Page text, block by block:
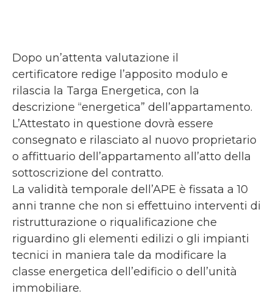
Dopo un’attenta valutazione il
certificatore redige l’apposito modulo e
rilascia la Targa Energetica, con la
descrizione “energetica” dell’appartamento.
L’Attestato in questione dovrà essere
consegnato e rilasciato al nuovo proprietario
o affittuario dell’appartamento all’atto della
sottoscrizione del contratto.
La validità temporale dell’APE è fissata a 10
anni tranne che non si effettuino interventi di
ristrutturazione o riqualificazione che
riguardino gli elementi edilizi o gli impianti
tecnici in maniera tale da modificare la
classe energetica dell’edificio o dell’unità
immobiliare.